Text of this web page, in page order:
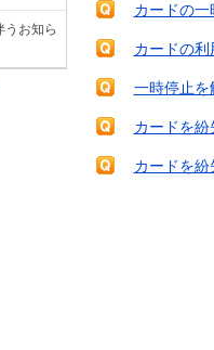
うお知ら
カードの
カードの利
一時停止を
カードを紛
カードを